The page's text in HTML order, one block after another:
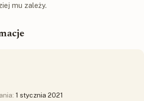
mu zależy.
1 stycznia 2021